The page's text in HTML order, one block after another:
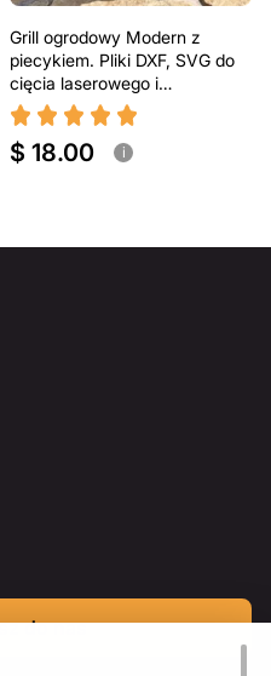
Grill ogrodowy Modern z
piecykiem. Pliki DXF, SVG do
cięcia laserowego i
plazmowego
$ 18.00 i
do nas